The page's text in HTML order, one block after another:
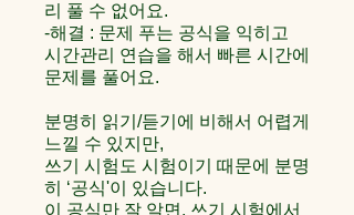
리 풀 수 없어요.
-해결 : 문제 푸는 공식을 익히고
시간관리 연습을 해서 빠른 시간에
문제를 풀어요.
분명히 읽기/듣기에 비해서 어렵게
느낄 수 있지만,
쓰기 시험도 시험이기 때문에 분명
히 ‘공식'이 있습니다.
이 공식만 잘 알면, 쓰기 시험에서